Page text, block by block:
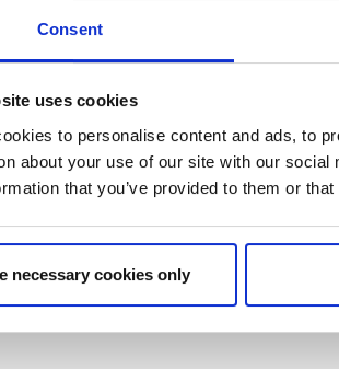
Consent
uses cookies
to personalise content and ads, to
about your use of our site with our
that you’ve provided to them or
necessary cookies only
SAC À DOS ENFANT
Ref: 2100006569